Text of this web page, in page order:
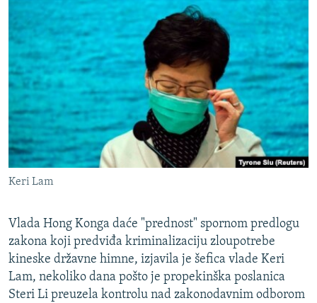
INFOGRAFIKE
KINA NA BALKANU
RSE PRIČE IZ SVIJETA
ISPRIČAJ MI
DNEVNO@RSE
SPECIJALI RSE
VIŠE OD NASLOVA
GENOCID U SREBRENICI
TV LIBERTY
POST SCRIPTUM
TRI DECENIJE OD RATA U BIH
PRATITE NAS
Sve RFE/RL stranice
Keri Lam
Vlada Hong Konga daće "prednost" spornom predlogu
zakona koji predviđa kriminalizaciju zloupotrebe
kineske državne himne, izjavila je šefica vlade Keri
Lam, nekoliko dana pošto je propekinška poslanica
Steri Li preuzela kontrolu nad zakonodavnim odborom